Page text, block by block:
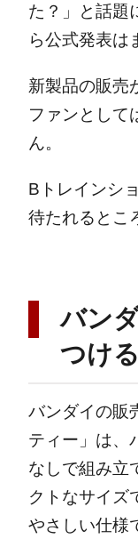
た？」と話題
ら公式発表は
新製品の販売
ファンとして
ん。
Bトレインシ
待たれるとこ
バン
つけ
バンダイの販
ティー」は、
なしで組み立
クトなサイズ
やさしい仕様